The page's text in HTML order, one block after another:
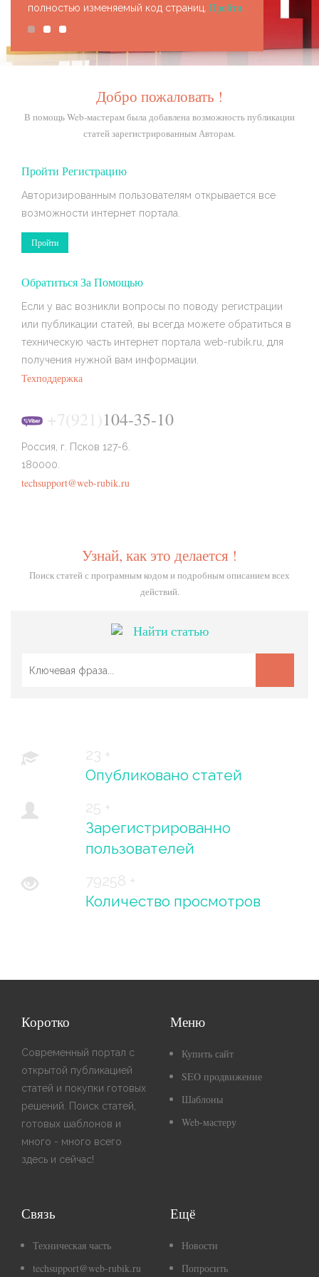
полностью изменяемый код страниц. Пройти
Добро пожаловать !
В помощь Web-мастерам была добавлена возможность публикации
статей зарегистрированным Авторам.
Пройти Регистрацию
Авторизированным пользователям открывается все
возможности интернет портала.
Пройти
Обратиться За Помощью
Если у вас возникли вопросы по поводу регистрации
или публикации статей, вы всегда можете обратиться в
техническую часть интернет портала web-rubik.ru, для
получения нужной вам информации.
Техподдержка
+7(921)104-35-10
Россия, г. Псков 127-6.
180000.
techsupport@web-rubik.ru
Узнай, как это делается !
Поиск статей с програмным кодом и подробным описанием всех
действий.
Найти статью
23 +
Опубликовано статей
25 +
Зарегистрированно
пользователей
79258 +
Количество просмотров
Коротко
Современный портал с
открытой публикацией
статей и покупки готовых
решений. Поиск статей,
готовых шаблонов и
много - много всего
здесь и сейчас!
Меню
Купить сайт
SEO продвижение
Шаблоны
Web-мастеру
Связь
Техническая часть
techsupport@web-rubik.ru
Ещё
Новости
Попросить